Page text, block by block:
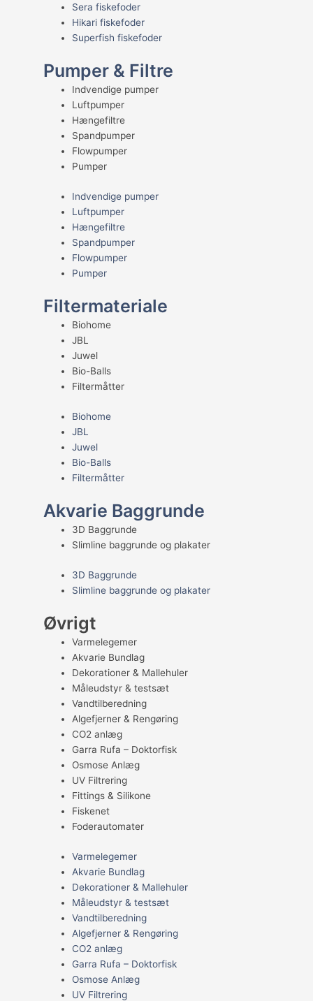
Sera fiskefoder
Hikari fiskefoder
Superfish fiskefoder
Pumper & Filtre
Indvendige pumper
Luftpumper
Hængefiltre
Spandpumper
Flowpumper
Pumper
Indvendige pumper
Luftpumper
Hængefiltre
Spandpumper
Flowpumper
Pumper
Filtermateriale
Biohome
JBL
Juwel
Bio-Balls
Filtermåtter
Biohome
JBL
Juwel
Bio-Balls
Filtermåtter
Akvarie Baggrunde
3D Baggrunde
Slimline baggrunde og plakater
3D Baggrunde
Slimline baggrunde og plakater
Øvrigt
Varmelegemer
Akvarie Bundlag
Dekorationer & Mallehuler
Måleudstyr & testsæt
Vandtilberedning
Algefjerner & Rengøring
CO2 anlæg
Garra Rufa – Doktorfisk
Osmose Anlæg
UV Filtrering
Fittings & Silikone
Fiskenet
Foderautomater
Varmelegemer
Akvarie Bundlag
Dekorationer & Mallehuler
Måleudstyr & testsæt
Vandtilberedning
Algefjerner & Rengøring
CO2 anlæg
Garra Rufa – Doktorfisk
Osmose Anlæg
UV Filtrering